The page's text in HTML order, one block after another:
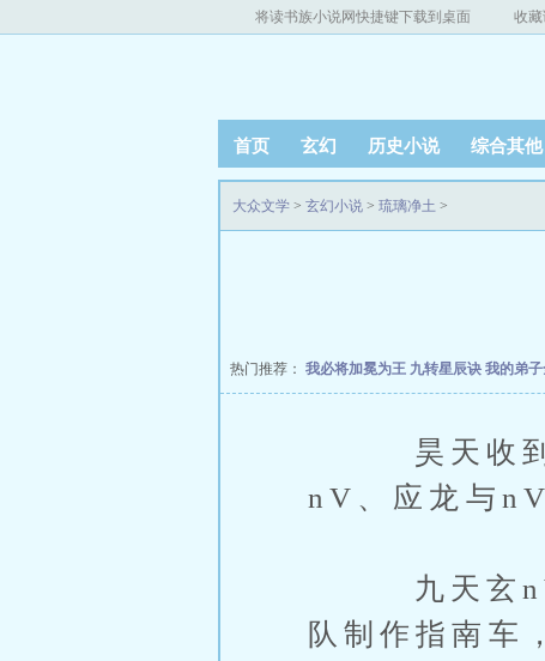
将读书族小说网快捷键下载到桌面 收藏
首页 玄幻 历史小说 综合其他
大众文学 > 玄幻小说 > 琉璃净土 >
热门推荐： 我必将加冕为王 九转星辰诀 我的弟
昊天收到h
nV、应龙与
九天玄nV带
队制作指南车